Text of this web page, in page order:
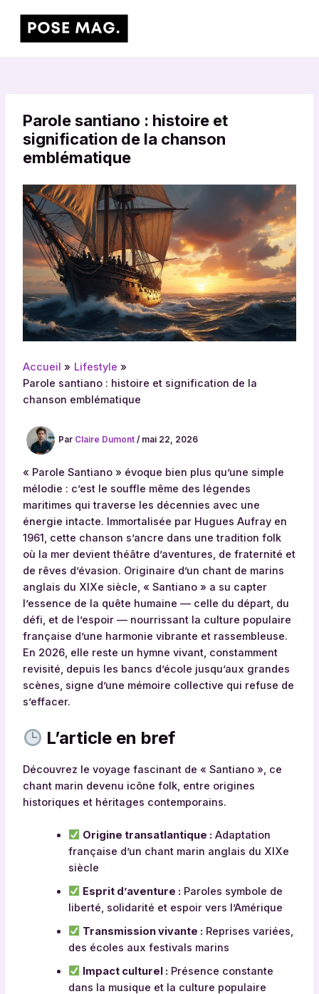
contenu
Parole santiano : histoire et
signification de la chanson
emblématique
Accueil
Lifestyle
Parole santiano : histoire et signification de la
chanson emblématique
Par Claire Dumont / mai 22, 2026
« Parole Santiano » évoque bien plus qu’une simple
mélodie : c’est le souffle même des légendes
maritimes qui traverse les décennies avec une
énergie intacte. Immortalisée par Hugues Aufray en
1961, cette chanson s’ancre dans une tradition folk
où la mer devient théâtre d’aventures, de fraternité et
de rêves d’évasion. Originaire d’un chant de marins
anglais du XIXe siècle, « Santiano » a su capter
l’essence de la quête humaine — celle du départ, du
défi, et de l’espoir — nourrissant la culture populaire
française d’une harmonie vibrante et rassembleuse.
En 2026, elle reste un hymne vivant, constamment
revisité, depuis les bancs d’école jusqu’aux grandes
scènes, signe d’une mémoire collective qui refuse de
s’effacer.
L’article en bref
Découvrez le voyage fascinant de « Santiano », ce
chant marin devenu icône folk, entre origines
historiques et héritages contemporains.
Origine transatlantique : Adaptation
française d’un chant marin anglais du XIXe
siècle
Esprit d’aventure : Paroles symbole de
liberté, solidarité et espoir vers l’Amérique
Transmission vivante : Reprises variées,
des écoles aux festivals marins
Impact culturel : Présence constante
dans la musique et la culture populaire